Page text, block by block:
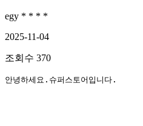
egy * * * *
2025-11-04
조회수 370
안녕하세요.슈퍼스토어입니다.